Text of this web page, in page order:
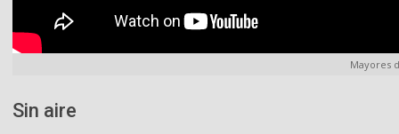
Mayores
Sin aire